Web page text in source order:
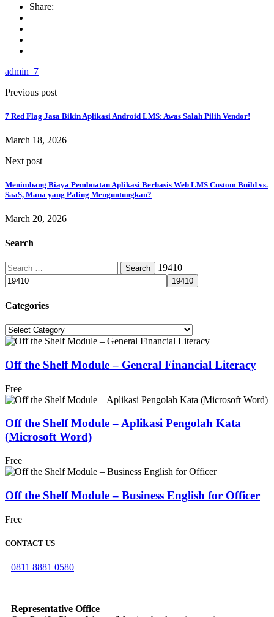
Share:
admin_7
Previous post
7 Red Flag Jasa Bikin Aplikasi Android LMS: Awas Salah Pilih Vendor!
March 18, 2026
Next post
Menimbang Biaya Pembuatan Aplikasi Berbasis Web LMS Custom Build vs.
SaaS, Mana yang Paling Menguntungkan?
March 20, 2026
Search
Search
for:
19410
Categories
Categories
Off the Shelf Module – General Financial Literacy
Free
Off the Shelf Module – Aplikasi Pengolah Kata
(Microsoft Word)
Free
Off the Shelf Module – Business English for Officer
Free
CONTACT US
0811 8881 0580
Representative Office